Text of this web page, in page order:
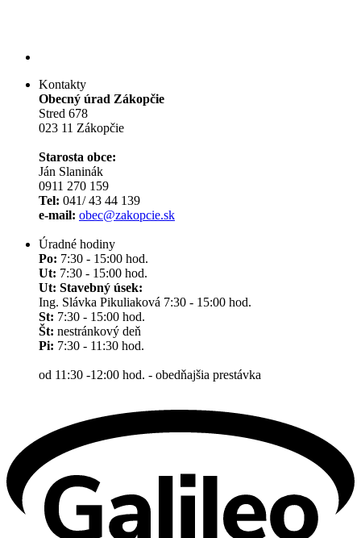
Kontakty
Obecný úrad Zákopčie
Stred 678
023 11 Zákopčie
Starosta obce:
Ján Slaninák
0911 270 159
Tel: 041/ 43 44 139
e-mail: obec@zakopcie.sk
Úradné hodiny
Po: 7:30 - 15:00 hod.
Ut: 7:30 - 15:00 hod.
Ut: Stavebný úsek:
Ing. Slávka Pikuliaková 7:30 - 15:00 hod.
St: 7:30 - 15:00 hod.
Št: nestránkový deň
Pi: 7:30 - 11:30 hod.
od 11:30 -12:00 hod. - obedňajšia prestávka